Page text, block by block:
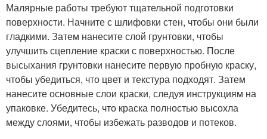
Малярные работы требуют тщательной подготовки
поверхности. Начните с шлифовки стен, чтобы они были
гладкими. Затем нанесите слой грунтовки, чтобы
улучшить сцепление краски с поверхностью. После
высыхания грунтовки нанесите первую пробную краску,
чтобы убедиться, что цвет и текстура подходят. Затем
нанесите основные слои краски, следуя инструкциям на
упаковке. Убедитесь, что краска полностью высохла
между слоями, чтобы избежать разводов и потеков.